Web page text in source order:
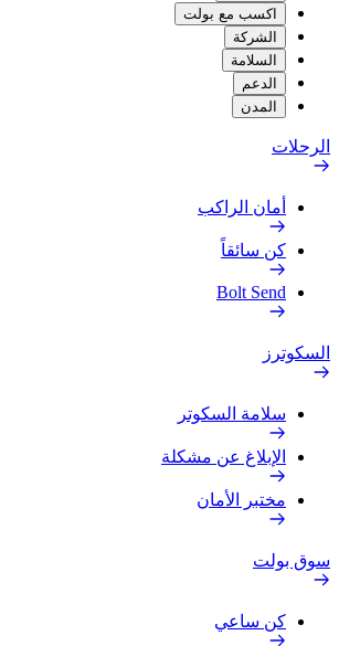
اكسب مع بولت
الشركة
السلامة
الدعم
المدن
الرحلات
أمان الراكب
كن سائقاً
Bolt Send
السكوترز
سلامة السكوتر
الإبلاغ عن مشكلة
مختبر الأمان
سوق بولت
كن ساعي